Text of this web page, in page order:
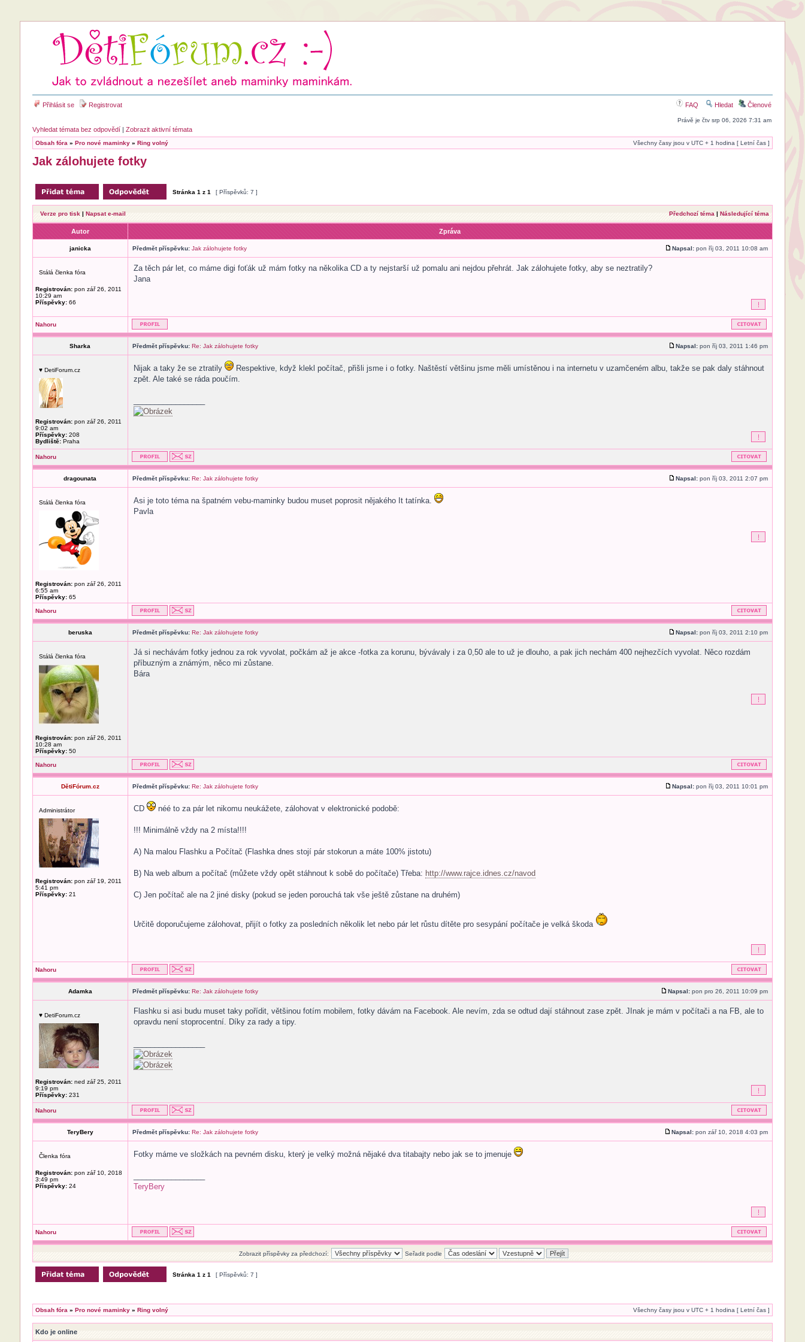
Přihlásit se Registrovat FAQ Hledat Členové
Právě je čtv srp 06, 2026 7:31 am
Vyhledat témata bez odpovědí| Zobrazit aktivní témata
Obsah fóra » Pro nové maminky» Ring volný Všechny časy jsou v UTC + 1 hodina [ Letní čas ]
Jak zálohujete fotky
Stránka 1 z 1 [ Příspěvků: 7 ]
Verze pro tisk | Napsat e-mail Předchozí téma | Následující téma
Autor Zpráva
janicka Předmět příspěvku: Jak zálohujete fotky Napsal:pon říj 03, 2011 10:08 am
Stálá členka fóra
Registrován:pon zář 26, 2011
10:29 am
Příspěvky:66
Za těch pár let, co máme digi foťák už mám fotky na několika CD a ty nejstarší už pomalu ani nejdou přehrát. Jak zálohujete fotky, aby se neztratily?
Jana
Nahoru
Sharka Předmět příspěvku: Re: Jak zálohujete fotky Napsal:pon říj 03, 2011 1:46 pm
♥ DetiForum.cz
Registrován:pon zář 26, 2011
9:02 am
Příspěvky:208
Bydliště:Praha
Nijak a taky že se ztratily
Respektive, když klekl počítač, přišli jsme i o fotky. Naštěstí většinu jsme měli umístěnou i na internetu v uzamčeném albu, takže se pak daly stáhnout
zpět. Ale také se ráda poučím.
Nahoru
dragounata Předmět příspěvku: Re: Jak zálohujete fotky Napsal:pon říj 03, 2011 2:07 pm
Stálá členka fóra
Registrován:pon zář 26, 2011
6:55 am
Příspěvky:65
Asi je toto téma na špatném vebu-maminky budou muset poprosit nějakého It tatínka.
Pavla
Nahoru
beruska Předmět příspěvku: Re: Jak zálohujete fotky Napsal:pon říj 03, 2011 2:10 pm
Stálá členka fóra
Registrován:pon zář 26, 2011
10:28 am
Příspěvky:50
Já si nechávám fotky jednou za rok vyvolat, počkám až je akce -fotka za korunu, bývávaly i za 0,50 ale to už je dlouho, a pak jich nechám 400 nejhezčích vyvolat. Něco rozdám
příbuzným a známým, něco mi zůstane.
Bára
Nahoru
DětiFórum.cz Předmět příspěvku: Re: Jak zálohujete fotky Napsal:pon říj 03, 2011 10:01 pm
Administrátor
Registrován:pon zář 19, 2011
5:41 pm
Příspěvky:21
CD néé to za pár let nikomu neukážete, zálohovat v elektronické podobě:
!!! Minimálně vždy na 2 místa!!!!
A) Na malou Flashku a Počítač (Flashka dnes stojí pár stokorun a máte 100% jistotu)
B) Na web album a počítač (můžete vždy opět stáhnout k sobě do počítače) Třeba: http://www.rajce.idnes.cz/navod
C) Jen počítač ale na 2 jiné disky (pokud se jeden porouchá tak vše ještě zůstane na druhém)
Určitě doporučujeme zálohovat, přijít o fotky za posledních několik let nebo pár let růstu dítěte pro sesypání počítače je velká škoda
Nahoru
Adamka Předmět příspěvku: Re: Jak zálohujete fotky Napsal:pon pro 26, 2011 10:09 pm
♥ DetiForum.cz
Registrován:ned zář 25, 2011
9:19 pm
Příspěvky:231
Flashku si asi budu muset taky pořídit, většinou fotím mobilem, fotky dávám na Facebook. Ale nevím, zda se odtud dají stáhnout zase zpět. JInak je mám v počítači a na FB, ale to
opravdu není stoprocentní. Díky za rady a tipy.
Nahoru
TeryBery Předmět příspěvku: Re: Jak zálohujete fotky Napsal:pon zář 10, 2018 4:03 pm
Členka fóra
Registrován:pon zář 10, 2018
3:49 pm
Příspěvky:24
Fotky máme ve složkách na pevném disku, který je velký možná nějaké dva titabajty nebo jak se to jmenuje
TeryBery
Nahoru
Zobrazit příspěvky za předchozí: Seřadit podle
Stránka 1 z 1 [ Příspěvků: 7 ]
Obsah fóra » Pro nové maminky» Ring volný Všechny časy jsou v UTC + 1 hodina [ Letní čas ]
Kdo je online